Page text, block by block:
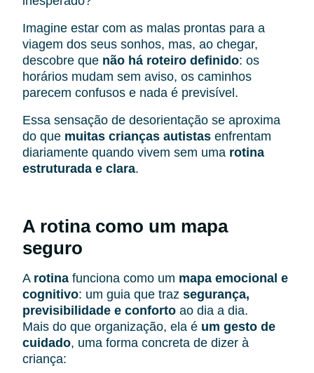
Imagine estar com as malas prontas para a
viagem dos seus sonhos, mas, ao chegar,
descobre que não há roteiro definido: os
horários mudam sem aviso, os caminhos
parecem confusos e nada é previsível.
Essa sensação de desorientação se aproxima
do que muitas crianças autistas enfrentam
diariamente quando vivem sem uma rotina
estruturada e clara.
A rotina como um mapa
seguro
A rotina funciona como um mapa emocional e
cognitivo: um guia que traz segurança,
previsibilidade e conforto ao dia a dia.
Mais do que organização, ela é um gesto de
cuidado, uma forma concreta de dizer à
criança: